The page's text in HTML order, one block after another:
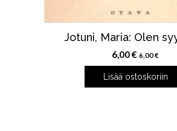
Jotuni, Maria: Olen
6,00€ 6,00€
Lisää ostoskoriin